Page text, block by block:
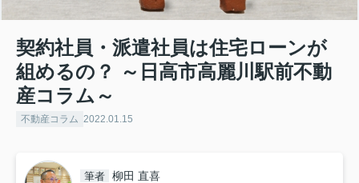
契約社員・派遣社員は住宅ローンが
組めるの？ ～日高市高麗川駅前不動
産コラム～
不動産コラム 2022.01.15
筆者 柳田 直喜